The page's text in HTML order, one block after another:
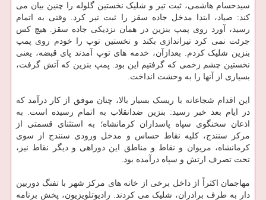
سیدحسام هاشمی، ثبت تیر و شلیک نخستین گلوله را چنین بیان می
کند: صیاد، ابتدا مدخل جاده سقز را ثبت تیر کرد. وقتی به اتمام
رسید، آورد روی پمپ بنزین در همان نزدیکی جاده سقز. هیچ کس
جرئت نمی کرد تیراندازی بکند و نخستین توپ را خودم روی پمپ
بنزین شلیک کردم. بعدازآن، خدمه های توپ آمدند پای قبضه، یعنی
نخستین چشم زخمی که گرفتیم این بود. پمپ بنزین که آتش گرفت،
بسیاری از آنها را به وحشت انداخت.
این اقدام شجاعانه با ریسک بسیار بالا، چنان موفق از کار درآمد که
در ایام بعد خبر رسید: بنزین ضدانقلاب به اتمام رسیده است. به
اذعان سخنگوی سپاه پاسداران کرمانشاه؛ به استثنای قسمتی از
مرکز سنندج، کلیه نقاط حساس و مدخل ورودی سنندج از سوی
کرمانشاه، مریوان و نقاط و مناطق این دوراهی و دیگر نقاط نیز،
تحت تصرف ارتش و سپاه درآمده بود.
مهاجمان اکثراً از داخل برخی از خانه های مرکز شهر با تفنگ دوربین
دار به طرف برادران، شلیک می کردند. رادیوتلویزیون، پخش برنامه